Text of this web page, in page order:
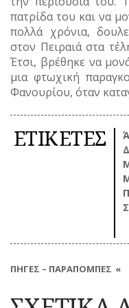
πατρίδα του και να
πολλά χρόνια,
στον Πειραιά στα
Έτσι, βρέθηκε να
μια φτωχική
Φανουρίου, όταν
ΕΤΙΚΕΤΕΣ
ΠΗΓΕΣ – ΠΑΡΑΠΟΜΠΕΣ